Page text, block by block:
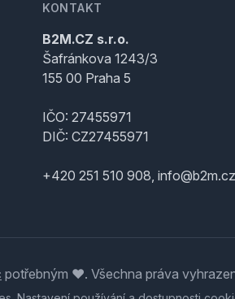
KONTAKT
B2M.CZ s.r.o.
Šafránkova 1243/3
155 00 Praha 5
IČO: 27455971
DIČ: CZ27455971
+420 251 510 908, info@b2m.cz
potřebným ♥️. Všechna práva